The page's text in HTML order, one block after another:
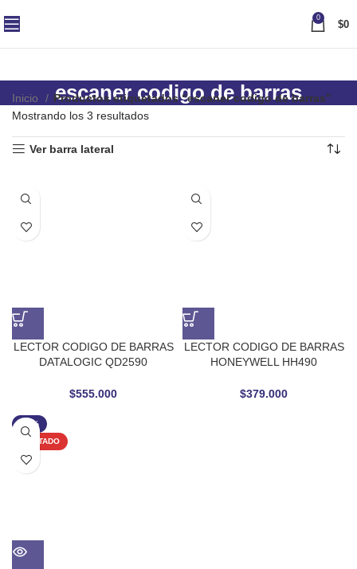
0
$0
escaner codigo de barras
Inicio
Productos etiquetados “escaner codigo de barras”
Mostrando los 3 resultados
Ver barra lateral
LECTOR CODIGO DE BARRAS
DATALOGIC QD2590
$555.000
LECTOR CODIGO DE BARRAS
HONEYWELL HH490
$379.000
-25%
AGOTADO